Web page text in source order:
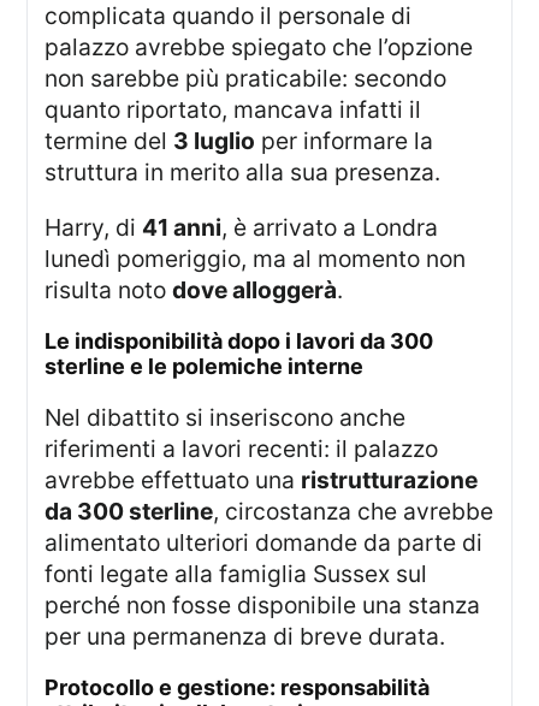
complicata quando il personale di
palazzo avrebbe spiegato che l’opzione
non sarebbe più praticabile: secondo
quanto riportato, mancava infatti il
termine del 3 luglio per informare la
struttura in merito alla sua presenza.
Harry, di 41 anni, è arrivato a Londra
lunedì pomeriggio, ma al momento non
risulta notodove alloggerà.
le indisponibilità dopo i lavori da 300
sterline e le polemiche interne
Nel dibattito si inseriscono anche
riferimenti a lavori recenti: il palazzo
avrebbe effettuato una ristrutturazione
da 300 sterline, circostanza che avrebbe
alimentato ulteriori domande da parte di
fonti legate alla famiglia Sussex sul
perché non fosse disponibile una stanza
per una permanenza di breve durata.
protocollo e gestione: responsabilità